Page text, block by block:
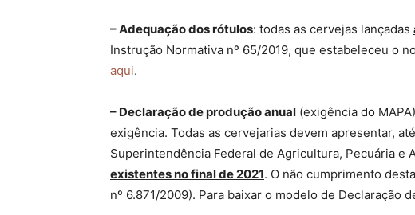
– Adequação dos rótulos: todas as cervejas lançadas
Instrução Normativa nº 65/2019, que estabeleceu o
aqui.
– Declaração de produção anual (exigência do
exigência. Todas as cervejarias devem apresentar,
Superintendência Federal de Agricultura, Pecuária e
existentes no final de 2021. O não cumprimento
nº 6.871/2009). Para baixar o modelo de Declaração